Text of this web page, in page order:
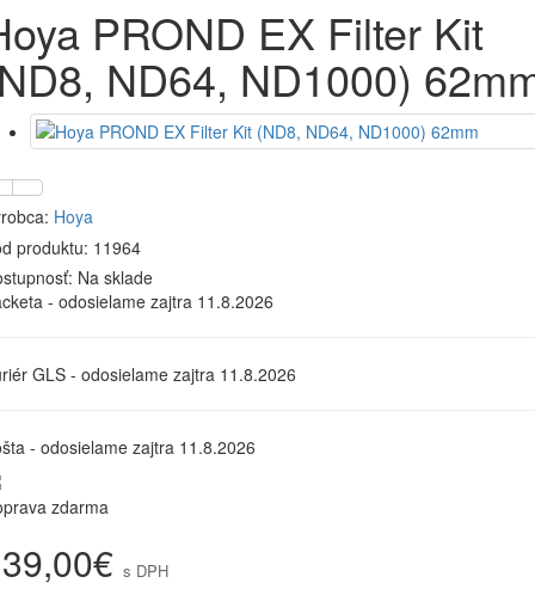
PROND EX Filter Kit
ND64, ND1000)
Hoya
produktu: 11964
Na sklade
- odosielame zajtra 11.8.2026
GLS - odosielame zajtra 11.8.2026
- odosielame zajtra 11.8.2026
zdarma
s DPH